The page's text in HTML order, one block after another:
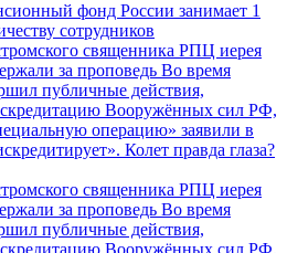
фонд России занимает 1
сотрудников
священника РПЦ иерея
за проповедь Во время
публичные действия,
Вооружённых сил РФ,
операцию» заявили в
Колет правда глаза?
священника РПЦ иерея
за проповедь Во время
публичные действия,
Вооружённых сил РФ,